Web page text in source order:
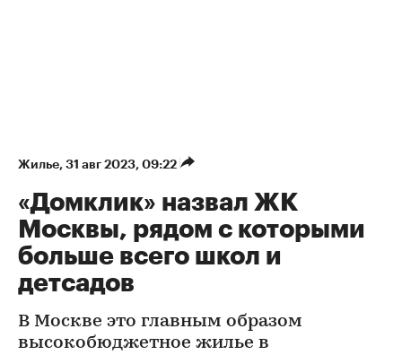
Жилье⁠, 31 авг 2023, 09:22
«Домклик» назвал ЖК
Москвы, рядом с которыми
больше всего школ и
детсадов
В Москве это главным образом
высокобюджетное жилье в